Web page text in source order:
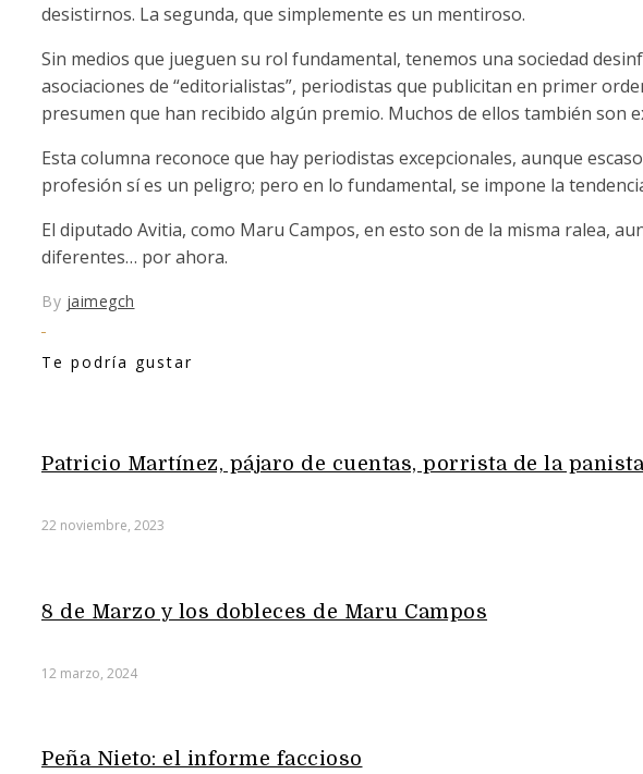
desistirnos. La segunda, que simplemente es un mentiroso.
Sin medios que jueguen su rol fundamental, tenemos una sociedad
asociaciones de “editorialistas”, periodistas que publicitan en primer
presumen que han recibido algún premio. Muchos de ellos también son
Esta columna reconoce que hay periodistas excepcionales, aunque
profesión sí es un peligro; pero en lo fundamental, se impone la
El diputado Avitia, como Maru Campos, en esto son de la misma ralea,
diferentes… por ahora.
By jaimegch
Te podría gustar
Patricio Martínez, pájaro de cuentas, porrista de la
22 noviembre, 2023
8 de Marzo y los dobleces de Maru Campos
12 marzo, 2024
Peña Nieto: el informe faccioso